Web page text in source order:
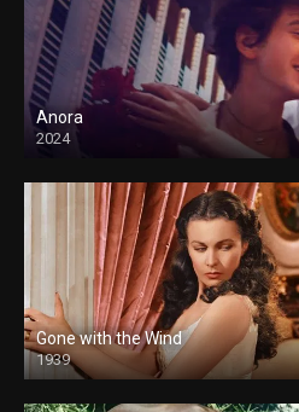
Anora
2024
Gone with the Wind
1939